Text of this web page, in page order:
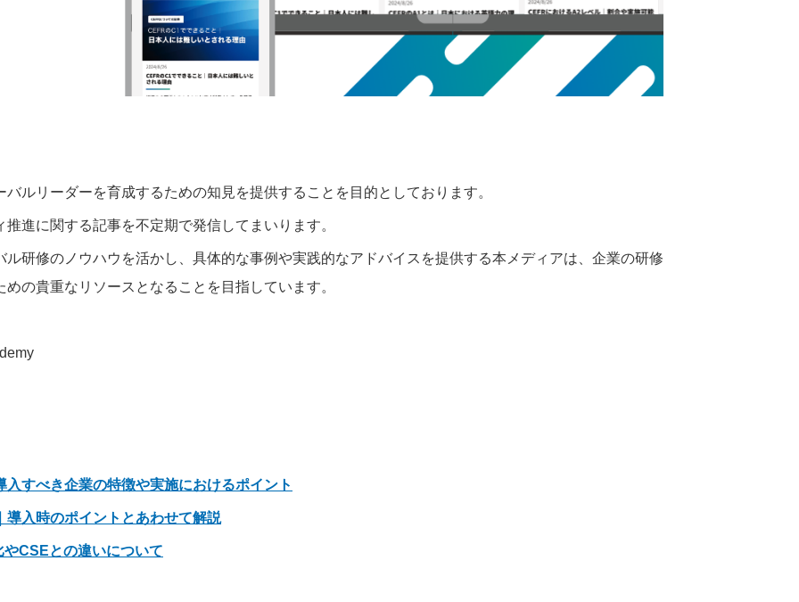
ルリーダーを育成するための知見を提供することを目的としております。
進に関する記事を不定期で発信してまいります。
研修のノウハウを活かし、具体的な事例や実践的なアドバイスを提供する本メディアは、企業の研修
の貴重なリソースとなることを目指しています。
すべき企業の特徴や実施におけるポイント
入時のポイントとあわせて解説
CSEとの違いについて